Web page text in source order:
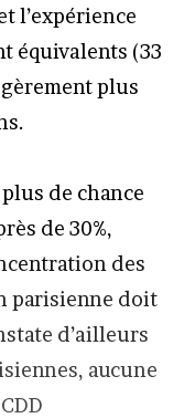
l’expérience
équivalents (33
plus
de chance
de 30%,
des
parisienne doit
d’ailleurs
aucune